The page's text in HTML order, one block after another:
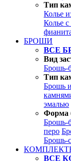
Тип
Колье
Колье с
БРОШИ
ВСЕ
Вид
Брошь-
Тип
Брошь
эмалью
Форма
Брошь-
перо
Брошь-
ВСЕ